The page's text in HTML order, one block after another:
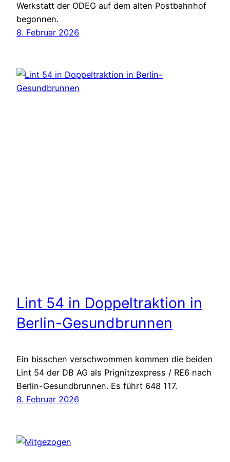
Werkstatt der ODEG auf dem alten Postbahnhof
begonnen.
8. Februar 2026
Lint 54 in Doppeltraktion in
Berlin-Gesundbrunnen
Ein bisschen verschwommen kommen die beiden
Lint 54 der DB AG als Prignitzexpress / RE6 nach
Berlin-Gesundbrunnen. Es führt 648 117.
8. Februar 2026